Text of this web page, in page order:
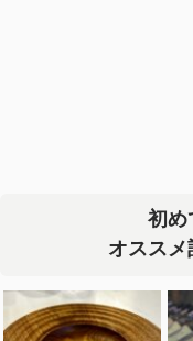
初
オスス